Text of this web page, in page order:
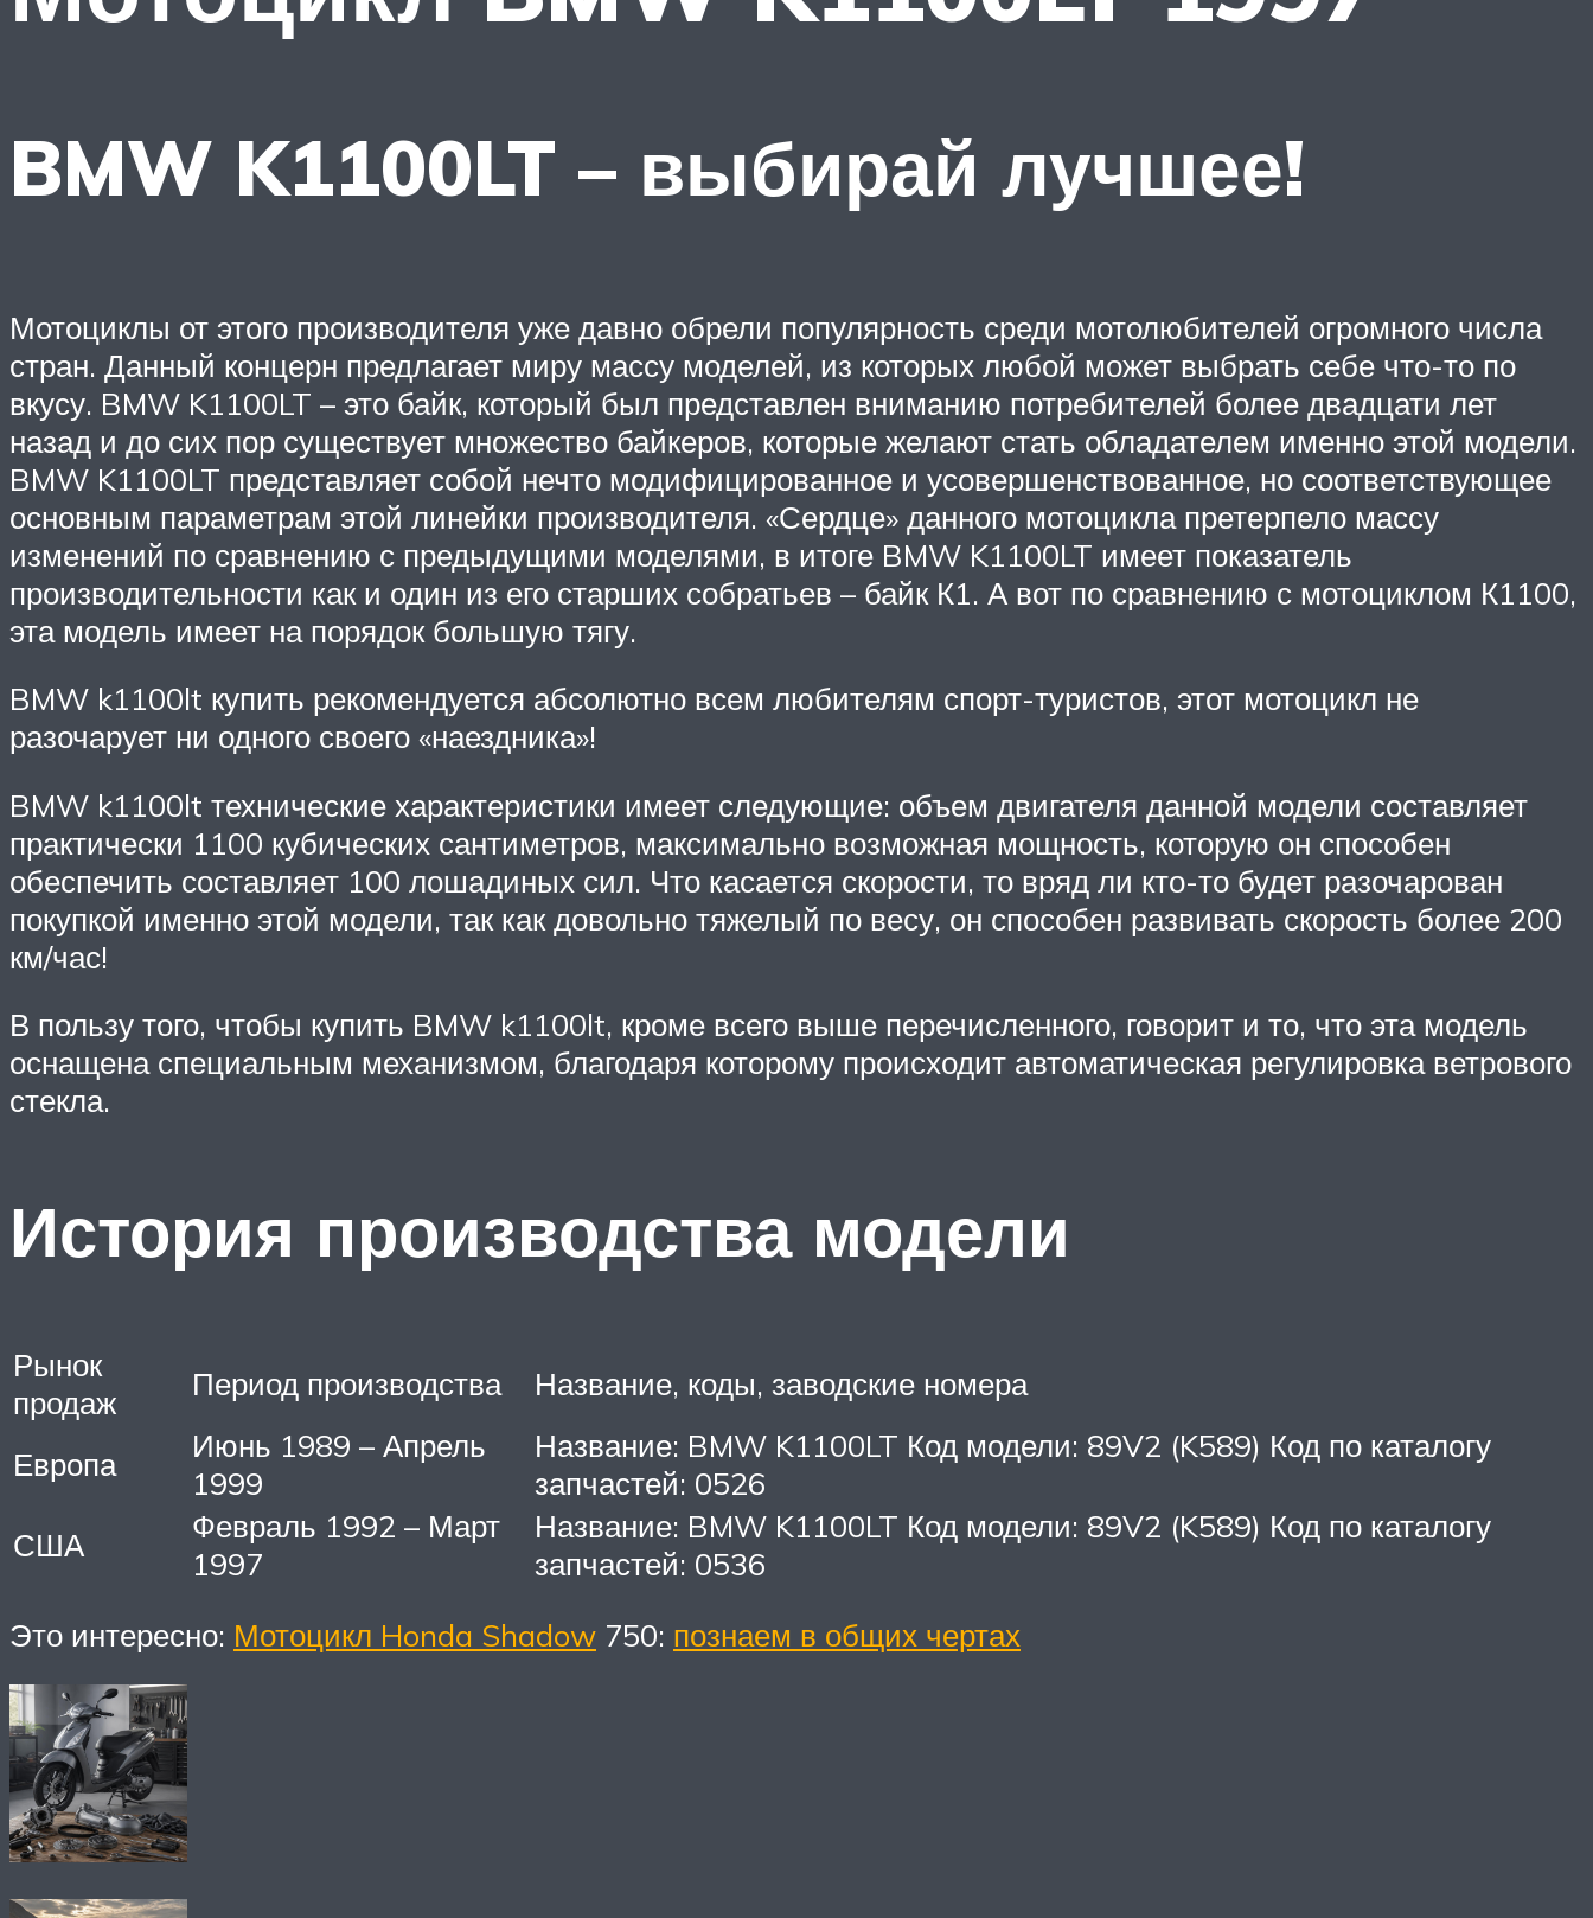
BMW K1100LT – выбирай лучшее!
Мотоциклы от этого производителя уже давно обрели популярность среди мотолюбителей огромного числа
стран. Данный концерн предлагает миру массу моделей, из которых любой может выбрать себе что-то по
вкусу. BMW K1100LT – это байк, который был представлен вниманию потребителей более двадцати лет
назад и до сих пор существует множество байкеров, которые желают стать обладателем именно этой модели.
BMW K1100LT представляет собой нечто модифицированное и усовершенствованное, но соответствующее
основным параметрам этой линейки производителя. «Сердце» данного мотоцикла претерпело массу
изменений по сравнению с предыдущими моделями, в итоге BMW K1100LT имеет показатель
производительности как и один из его старших собратьев – байк К1. А вот по сравнению с мотоциклом К1100,
эта модель имеет на порядок большую тягу.
BMW k1100lt купить рекомендуется абсолютно всем любителям спорт-туристов, этот мотоцикл не
разочарует ни одного своего «наездника»!
BMW k1100lt технические характеристики имеет следующие: объем двигателя данной модели составляет
практически 1100 кубических сантиметров, максимально возможная мощность, которую он способен
обеспечить составляет 100 лошадиных сил. Что касается скорости, то вряд ли кто-то будет разочарован
покупкой именно этой модели, так как довольно тяжелый по весу, он способен развивать скорость более 200
км/час!
В пользу того, чтобы купить BMW k1100lt, кроме всего выше перечисленного, говорит и то, что эта модель
оснащена специальным механизмом, благодаря которому происходит автоматическая регулировка ветрового
стекла.
История производства модели
Рынок
продаж
Период производства Название, коды, заводские номера
Европа
Июнь 1989 – Апрель
1999
Название: BMW K1100LT Код модели: 89V2 (K589) Код по каталогу
запчастей: 0526
США
Февраль 1992 – Март
1997
Название: BMW K1100LT Код модели: 89V2 (K589) Код по каталогу
запчастей: 0536
Это интересно: Мотоцикл Honda Shadow 750: познаем в общих чертах